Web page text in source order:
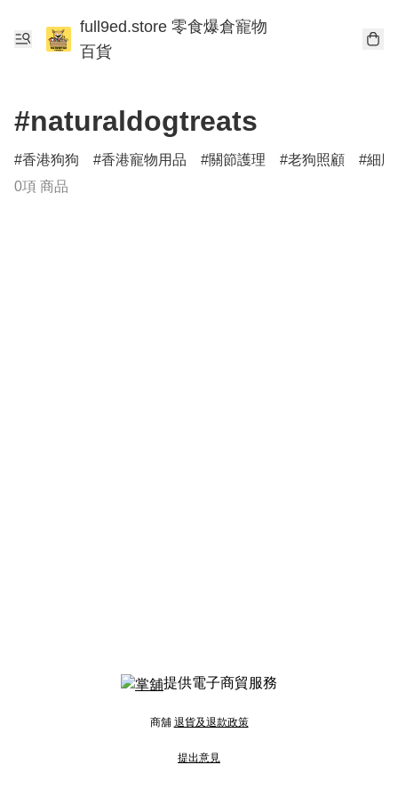
full9ed.store 零食爆倉寵物
百貨
#naturaldogtreats
香港狗狗 香港寵物用品 關節護理 老狗照顧
細
0項 商品
提供電子商貿服務
商舖 退貨及退款政策
提出意見